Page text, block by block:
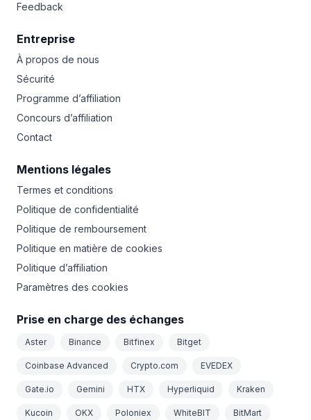
Feedback
Entreprise
À propos de nous
Sécurité
Programme d’affiliation
Concours d’affiliation
Contact
Mentions légales
Termes et conditions
Politique de confidentialité
Politique de remboursement
Politique en matière de cookies
Politique d’affiliation
Paramètres des cookies
Prise en charge des échanges
Aster Binance Bitfinex Bitget
Coinbase Advanced Crypto.com EVEDEX
Gate.io Gemini HTX Hyperliquid Kraken
Kucoin OKX Poloniex WhiteBIT BitMart